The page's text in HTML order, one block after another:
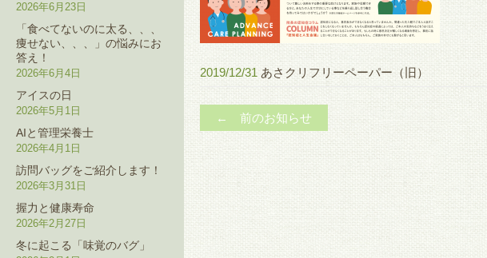
2019/12/31 あさクリフリーペーパー（旧）
← 前のお知らせ
2026年6月23日
「食べてないのに太る、、、
痩せない、、、」の悩みにお
答え！
2026年6月4日
アイスの日
2026年5月1日
AIと管理栄養士
2026年4月1日
訪問バッグをご紹介します！
2026年3月31日
握力と健康寿命
2026年2月27日
冬に起こる「味覚のバグ」